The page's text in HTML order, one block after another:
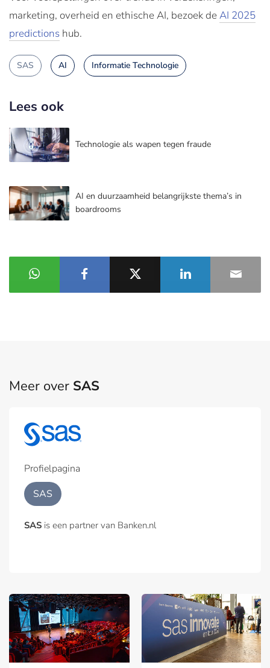
marketing, overheid en ethische AI, bezoek deAI 2025
predictions hub.
SAS AI Informatie Technologie
Lees ook
Technologie als wapen tegen fraude
AI en duurzaamheid belangrijkste thema’s in
boardrooms
Meer over SAS
Profielpagina
SAS
SAS is een partner van Banken.nl